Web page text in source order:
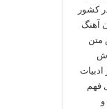
در کشور
آهنگ
متن
فهم